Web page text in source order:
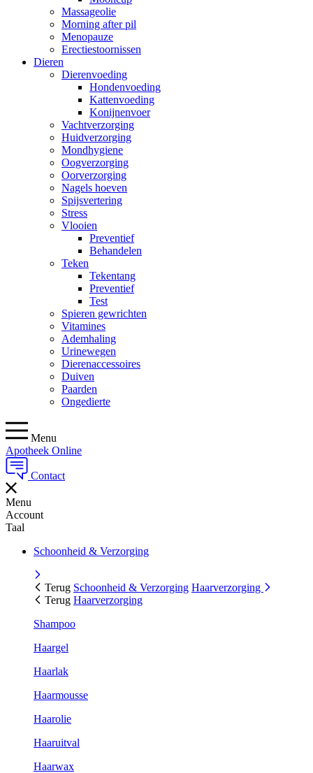
Massageolie
Morning after pil
Menopauze
Erectiestoornissen
Dieren
Dierenvoeding
Hondenvoeding
Kattenvoeding
Konijnenvoer
Vachtverzorging
Huidverzorging
Mondhygiene
Oogverzorging
Oorverzorging
Nagels hoeven
Spijsvertering
Stress
Vlooien
Preventief
Behandelen
Teken
Tekentang
Preventief
Test
Spieren gewrichten
Vitamines
Ademhaling
Urinewegen
Dierenaccessoires
Duiven
Paarden
Ongedierte
Menu
Apotheek Online
Contact
Menu
Account
Taal
Schoonheid & Verzorging
Terug Schoonheid & Verzorging Haarverzorging
Terug Haarverzorging
Shampoo
Haargel
Haarlak
Haarmousse
Haarolie
Haaruitval
Haarwax